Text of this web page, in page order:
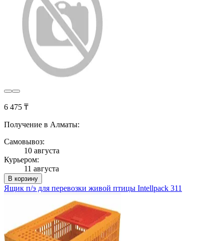
6 475 ₸
Получение в Алматы:
Самовывоз:
10 августа
Курьером:
11 августа
В корзину
Ящик п/э для перевозки живой птицы Intellpack 311